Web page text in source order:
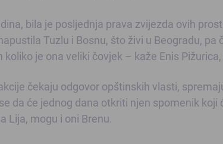
bila je posljednja prava zvijezda ovih
Tuzlu i Bosnu, što živi u Beogradu, pa
koliko je ona veliki čovjek – kaže Enis
čekaju odgovor opštinskih vlasti,
da će jednog dana otkriti njen spomenik
Lija, mogu i oni Brenu.